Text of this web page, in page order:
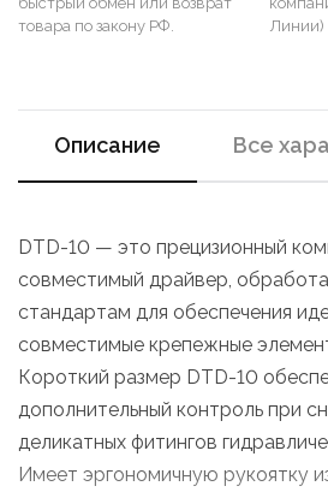
товара по закону РФ.
Линии)
Описание Все
DTD-10 — это прецизионный
совместимый драйвер,
стандартам для обеспечения
совместимые крепежные
Короткий размер DTD-10
дополнительный контроль при
деликатных фитингов
Имеет эргономичную рукоятку